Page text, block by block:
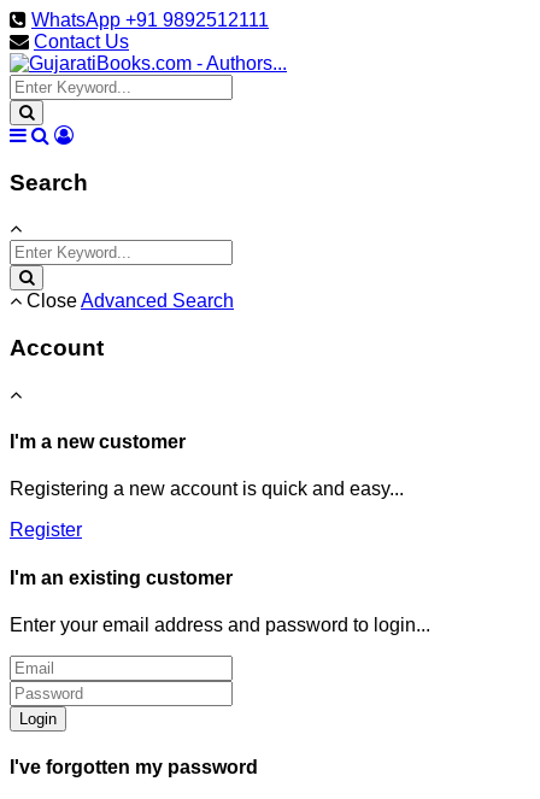
WhatsApp +91 9892512111
Contact Us
Search
CloseAdvanced Search
Account
I'm a new customer
Registering a new account is quick and easy...
Register
I'm an existing customer
Enter your email address and password to login...
Login
I've forgotten my password